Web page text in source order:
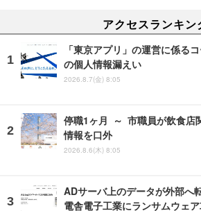
アクセスランキン
「東京アプリ」の運営に係る
の個人情報漏えい
2026.8.7(金) 8:05
停職1ヶ月 ～ 市職員が飲食店
情報を口外
2026.8.6(木) 8:05
ADサーバ上のデータが外部へ
電舎電子工業にランサムウェ